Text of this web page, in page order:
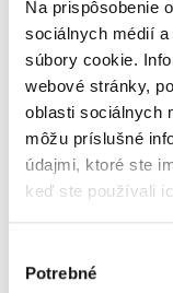
Na prispôsobenie
sociálnych médií
súbory cookie.
webové stránky,
oblasti sociálnych
môžu príslušné
údajmi, ktoré ste
keď ste používali
súhlasu
Potrebné
Lahodná
Príkrmy pre
Pediatrami